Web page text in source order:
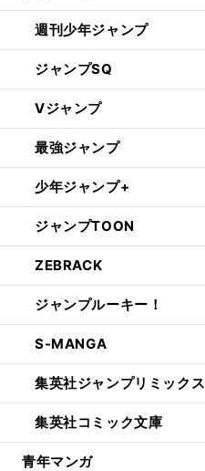
週刊少年ジャンプ
ジャンプSQ
Vジャンプ
最強ジャンプ
少年ジャンプ+
ジャンプTOON
ZEBRACK
ジャンプルーキー！
S-MANGA
集英社ジャンプリミックス
集英社コミック文庫
青年マンガ